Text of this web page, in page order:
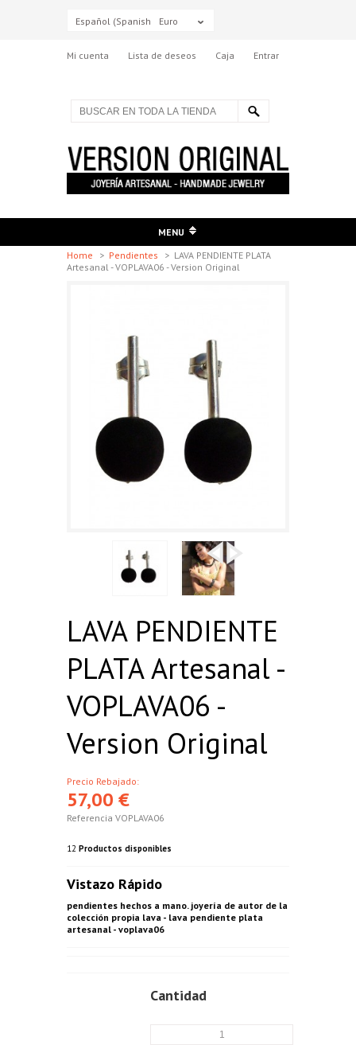
Español (Spanish) Euro
Mi cuenta Lista de deseos Caja Entrar
MENU
Home
> Pendientes > LAVA PENDIENTE PLATA
Artesanal - VOPLAVA06 - Version Original
LAVA PENDIENTE
PLATA Artesanal -
VOPLAVA06 -
Version Original
Precio Rebajado:
57,00 €
Referencia VOPLAVA06
12 Productos disponibles
Vistazo Rápido
pendientes hechos a mano. joyería de autor de la
colección propia lava - lava pendiente plata
artesanal - voplava06
Cantidad